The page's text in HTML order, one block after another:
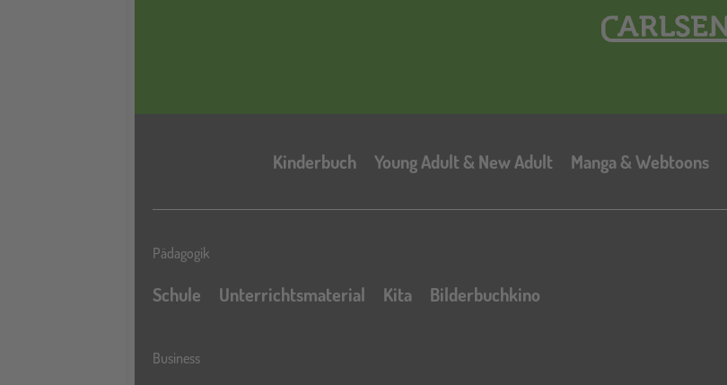
Hauptnavigation
Kinderbuch Young Adult & New Adult Manga & Webtoons
Pädagogik
Schule Unterrichtsmaterial Kita Bilderbuchkino
Business